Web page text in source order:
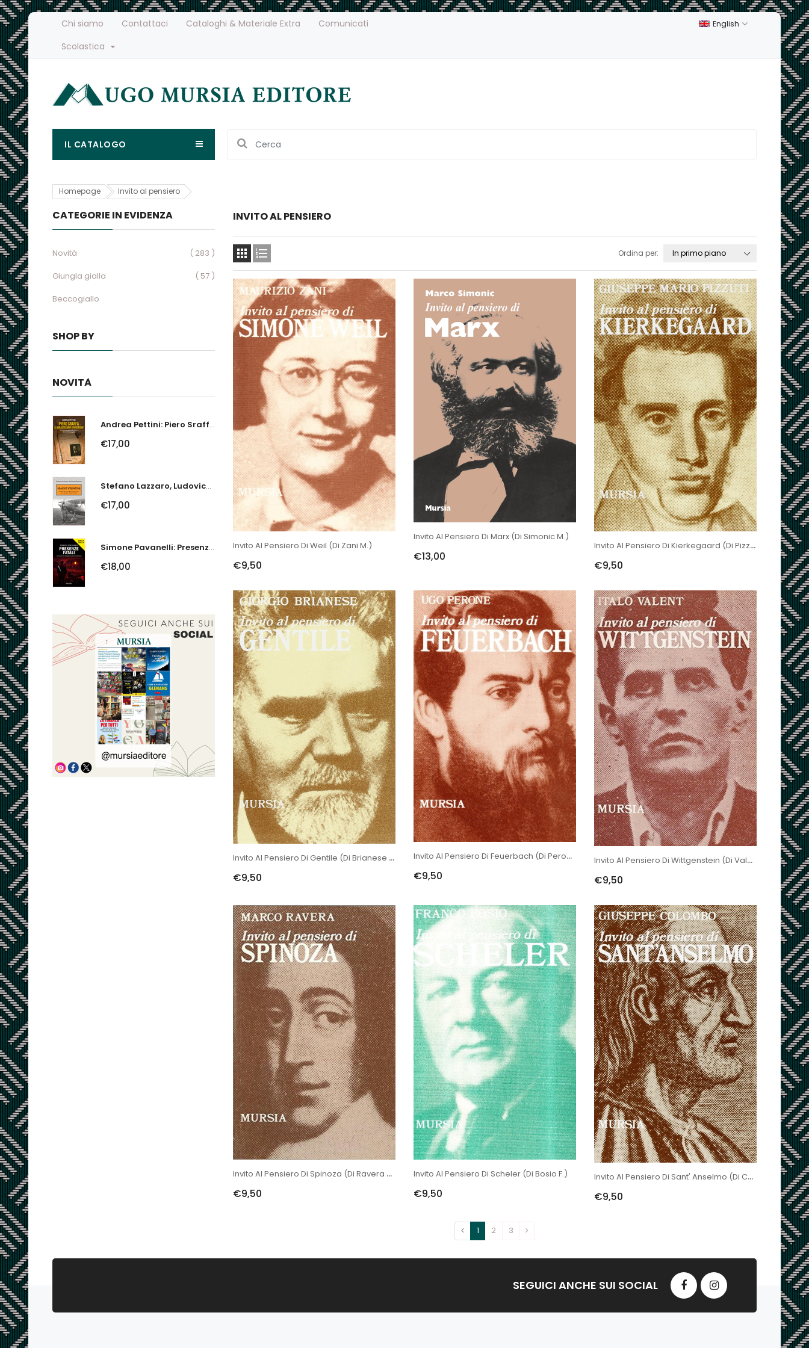
Chi siamo Contattaci Cataloghi & Materiale Extra
Comunicati
Scolastica
English
IL CATALOGO
Homepage Invito al pensiero
CATEGORIE IN EVIDENZA
Novità
( 283 )
Giungla gialla
( 57 )
Beccogiallo
SHOP BY
NOVITÀ
Andrea Pettini: Piero Sraffa, Il Bibliotecario Sovversivo. Un Economista Nel...
€17,00
Stefano Lazzaro, Ludovico Slongo: Mario Visintini. Il Primo Asso Della...
€17,00
Simone Pavanelli: Presenze Fatali. I Fantasmi Del Ferrarese Urlano Giustizia
€18,00
INVITO AL PENSIERO
  Ordina per:
Invito Al Pensiero Di Weil (di Zani M.)
€9,50
Invito Al Pensiero Di Marx (di Simonic M.)
€13,00
Invito Al Pensiero Di Kierkegaard (di Pizzuti G.M.)
€9,50
Invito Al Pensiero Di Gentile (di Brianese G.)
€9,50
Invito Al Pensiero Di Feuerbach (di Perone U.)
€9,50
Invito Al Pensiero Di Wittgenstein (di Valent I.)
€9,50
Invito Al Pensiero Di Spinoza (di Ravera M.)
€9,50
Invito Al Pensiero Di Scheler (di Bosio F.)
€9,50
Invito Al Pensiero Di Sant' Anselmo (di Colombo G.)
€9,50
1 2 3
SEGUICI ANCHE SUI SOCIAL